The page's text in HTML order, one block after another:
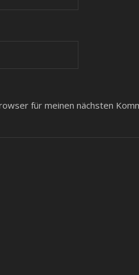
für meinen nächsten